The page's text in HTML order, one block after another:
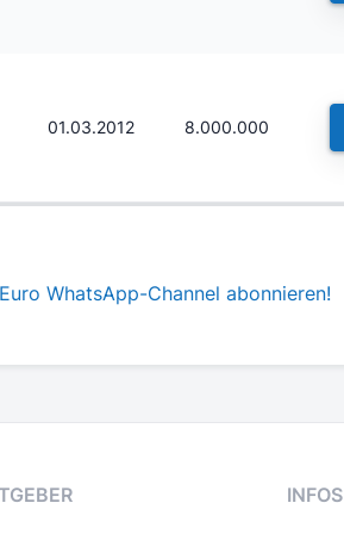
01.03.2012 8.000.000
WhatsApp-Channel abonnieren!
INFOS